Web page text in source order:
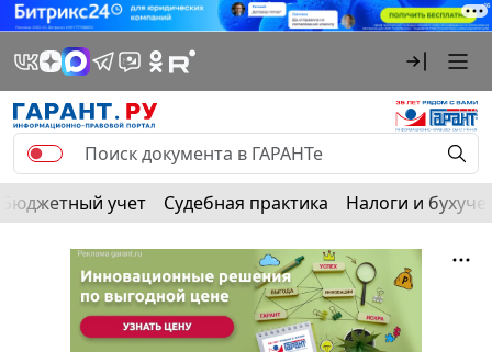
Бюджетный учет Судебная практика Налоги и